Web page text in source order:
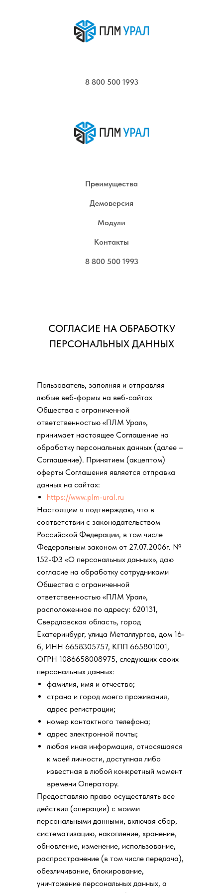
8 800 500 1993
Преимущества
Демоверсия
Модули
Контакты
8 800 500 1993
СОГЛАСИЕ НА ОБРАБОТКУ
ПЕРСОНАЛЬНЫХ ДАННЫХ
Пользователь, заполняя и отправляя
любые веб-формы на веб-сайтах
Общества с ограниченной
ответственностью «ПЛМ Урал»,
принимает настоящее Соглашение на
обработку персональных данных (далее –
Соглашение). Принятием (акцептом)
оферты Соглашения является отправка
данных на сайтах:
https://www.plm-ural.ru
Настоящим я подтверждаю, что в
соответствии с законодательством
Российской Федерации, в том числе
Федеральным законом от 27.07.2006г. №
152-ФЗ «О персональных данных», даю
согласие на обработку сотрудниками
Общества с ограниченной
ответственностью «ПЛМ Урал»,
расположенное по адресу: 620131,
Свердловская область, город
Екатеринбург, улица Металлургов, дом 16-
б, ИНН 6658305757, КПП 665801001,
ОГРН 1086658008975, следующих своих
персональных данных:
фамилия, имя и отчество;
страна и город моего проживания,
адрес регистрации;
номер контактного телефона;
адрес электронной почты;
любая иная информация, относящаяся
к моей личности, доступная либо
известная в любой конкретный момент
времени Оператору.
Предоставляю право осуществлять все
действия (операции) с моими
персональными данными, включая сбор,
систематизацию, накопление, хранение,
обновление, изменение, использование,
распространение (в том числе передача),
обезличивание, блокирование,
уничтожение персональных данных, а